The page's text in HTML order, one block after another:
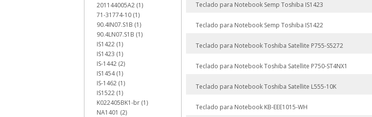
201144005A2 (1)
71-31774-10 (1)
90.4IN07.S1B (1)
90.4LN07.S1B (1)
IS1422 (1)
IS1423 (1)
IS-1442 (2)
IS1454 (1)
IS-1462 (1)
IS1522 (1)
K022405BK1-br (1)
NA1401 (2)
Teclado para Notebook Semp Toshiba IS1423
Teclado para Notebook Semp Toshiba IS1422
Teclado para Notebook Toshiba Satellite P755-S5272
Teclado para Notebook Toshiba Satellite P750-ST4NX1
Teclado para Notebook Toshiba Satellite L555-10K
Teclado para Notebook KB-EEE1015-WH